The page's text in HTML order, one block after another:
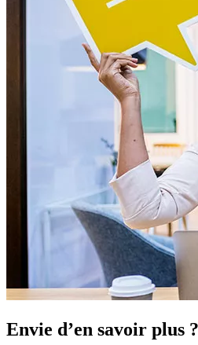
Envie d’en savoir plus ?